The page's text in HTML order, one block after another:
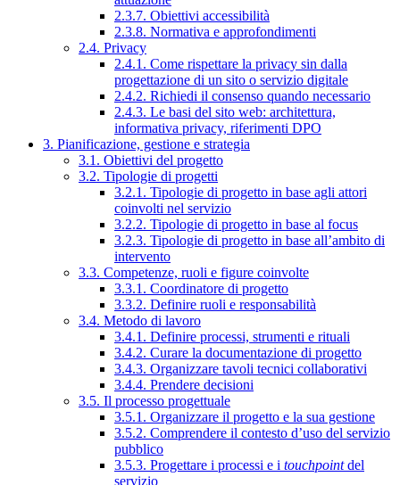
2.3.7. Obiettivi accessibilità
2.3.8. Normativa e approfondimenti
2.4. Privacy
2.4.1. Come rispettare la privacy sin dalla
progettazione di un sito o servizio digitale
2.4.2. Richiedi il consenso quando necessario
2.4.3. Le basi del sito web: architettura,
informativa privacy, riferimenti DPO
3. Pianificazione, gestione e strategia
3.1. Obiettivi del progetto
3.2. Tipologie di progetti
3.2.1. Tipologie di progetto in base agli attori
coinvolti nel servizio
3.2.2. Tipologie di progetto in base al focus
3.2.3. Tipologie di progetto in base all’ambito di
intervento
3.3. Competenze, ruoli e figure coinvolte
3.3.1. Coordinatore di progetto
3.3.2. Definire ruoli e responsabilità
3.4. Metodo di lavoro
3.4.1. Definire processi, strumenti e rituali
3.4.2. Curare la documentazione di progetto
3.4.3. Organizzare tavoli tecnici collaborativi
3.4.4. Prendere decisioni
3.5. Il processo progettuale
3.5.1. Organizzare il progetto e la sua gestione
3.5.2. Comprendere il contesto d’uso del servizio
pubblico
3.5.3. Progettare i processi e i touchpointdel
servizio